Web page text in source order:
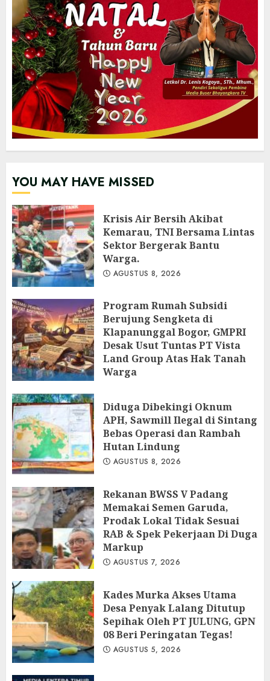
YOU MAY HAVE MISSED
Krisis Air Bersih Akibat
Kemarau, TNI Bersama Lintas
Sektor Bergerak Bantu
Warga.
AGUSTUS 8, 2026
Program Rumah Subsidi
Berujung Sengketa di
Klapanunggal Bogor, GMPRI
Desak Usut Tuntas PT Vista
Land Group Atas Hak Tanah
Warga
Diduga Dibekingi Oknum
APH, Sawmill Ilegal di Sintang
Bebas Operasi dan Rambah
Hutan Lindung
AGUSTUS 8, 2026
Rekanan BWSS V Padang
Memakai Semen Garuda,
Prodak Lokal Tidak Sesuai
RAB & Spek Pekerjaan Di Duga
Markup
AGUSTUS 7, 2026
Kades Murka Akses Utama
Desa Penyak Lalang Ditutup
Sepihak Oleh PT JULUNG, GPN
08 Beri Peringatan Tegas!
AGUSTUS 5, 2026